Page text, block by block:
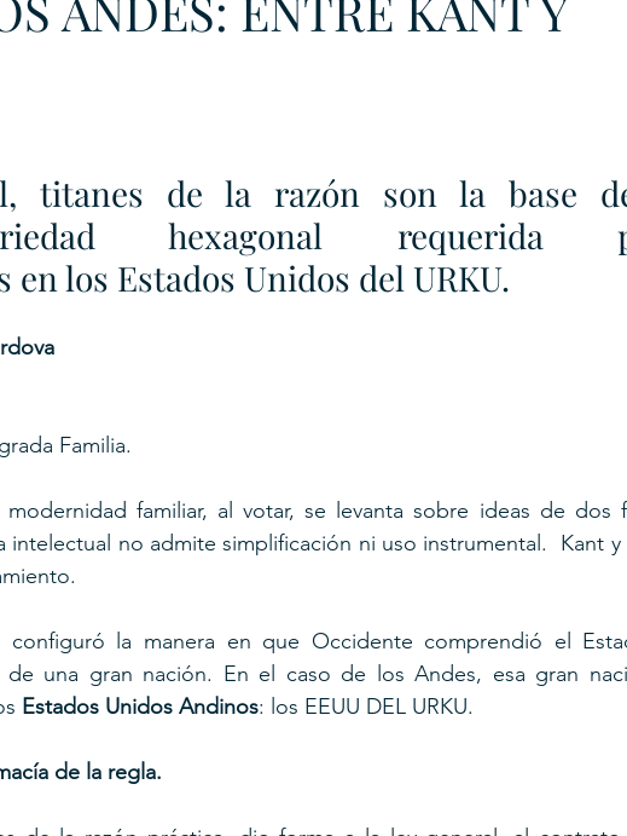
titanes de la razón son la base
hexagonal requerida
en los Estados Unidos del URKU.
Familia.
familiar, al votar, se levanta sobre ideas de dos
intelectual no admite simplificación ni uso instrumental.  Kant y
la manera en que Occidente comprendió el
una gran nación. En el caso de los Andes, esa gran
Estados Unidos Andinos: los EEUU DEL URKU.
de la regla.